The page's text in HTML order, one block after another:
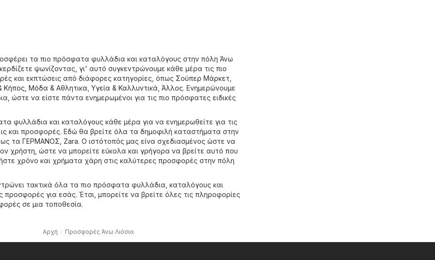
τα πιο πρόσφατα φυλλάδια και καταλόγους στην πόλη Άνω
ψωνίζοντας, γι' αυτό συγκεντρώνουμε κάθε μέρα τις πιο
και εκπτώσεις από διάφορες κατηγορίες, όπως Σούπερ Μάρκετ
Κήπος Μόδα & Aθλητικα Υγεία & Καλλυντικά Άλλος. Ενημερώνουμε
ώστε να είστε πάντα ενημερωμένοι για τις πιο πρόσφατες ειδικές
φυλλάδια και καταλόγους κάθε μέρα για να ενημερωθείτε για τις
και προσφορές. Εδώ θα βρείτε όλα τα δημοφιλή καταστήματα στην
τα ΓΕΡΜΑΝΟΣ Zara. Ο ιστότοπός μας είνα σχεδιασμένος ώστε να
χρήστη, ώστε να μπορείτε εύκολα και γρήγορα να βρείτε αυτό που
χρόνο και χρήματα χάρη στις καλύτερες προσφορές στην πόλη
τακτικά όλα τα πιο πρόσφατα φυλλάδια, καταλόγους και
προσφορές για εσάς. Έτσι, μπορείτε να βρείτε όλες τις πληροφορίες
σε μια τοποθεσία.
Αρχή Προσφορές Άνω Λιόσια